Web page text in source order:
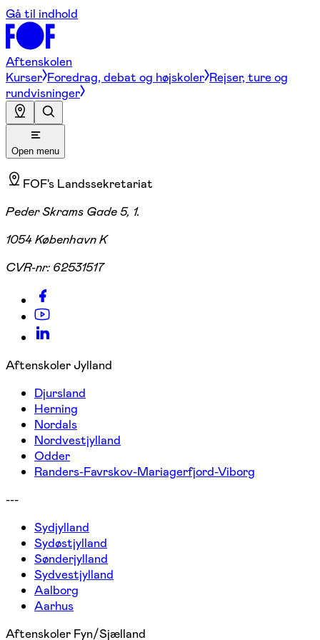
Gå til indhold
Aftenskolen
Kurser Foredrag, debat og højskoler Rejser, ture og
rundvisninger
Open menu
FOF's Landssekretariat
Peder Skrams Gade 5, 1.
1054 København K
CVR-nr: 62531517
Aftenskoler Jylland
Djursland
Herning
Nordals
Nordvestjylland
Odder
Randers-Favrskov-Mariagerfjord-Viborg
---
Sydjylland
Sydøstjylland
Sønderjylland
Sydvestjylland
Aalborg
Aarhus
Aftenskoler Fyn/Sjælland